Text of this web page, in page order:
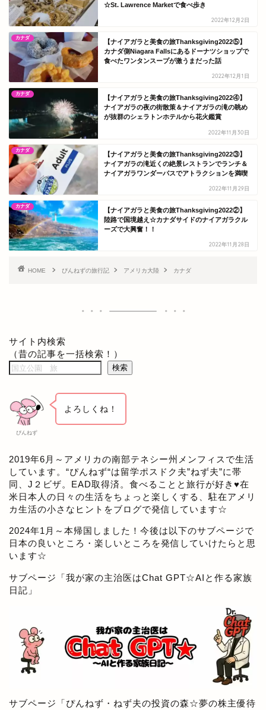
☆St. Lawrence Marketで食べ歩き
2022年12月2日
カナダ
【ナイアガラと美食の旅Thanksgiving2022⑤】
カナダ側Niagara Fallsにあるドーナツショップで
食べたワンタンスープが激うまだった話
2022年12月1日
カナダ
【ナイアガラと美食の旅Thanksgiving2022④】
ナイアガラの夜の街散策＆ナイアガラの滝の眺め
が抜群のシェラトンホテルから花火鑑賞
2022年11月30日
カナダ
【ナイアガラと美食の旅Thanksgiving2022③】
ナイアガラの滝近くの絶景レストランでランチ＆
ナイアガラワンダーパスでアトラクションを満喫
2022年11月29日
カナダ
【ナイアガラと美食の旅Thanksgiving2022②】
陸路で国境越え☆カナダサイドのナイアガラクル
ーズで大興奮！！
2022年11月28日
HOME ぴんねずの旅行記 アメリカ大陸 カナダ
サイト内検索
（昔の記事を一括検索！）
検索
ぴんねず
よろしくね！
2019年6月～アメリカの南部テネシー州メンフィスで生活
しています。“ぴんねず“は留学ポスドク夫”ねず夫”に帯
同、J２ビザ。EAD取得済。食べることと旅行が好き♥在
米日本人の日々の生活をちょっと楽しくする、駐在アメリ
カ生活の小さなヒントをブログで発信しています☆
2024年1月～本帰国しました！今後は以下のサブページで
日本の良いところ・楽しいところを発信していけたらと思
います☆
サブページ「我が家の主治医はChat GPT☆AIと作る家族
日記 」
サブページ「ぴんねず・ねず夫の投資の森☆夢の株主優待